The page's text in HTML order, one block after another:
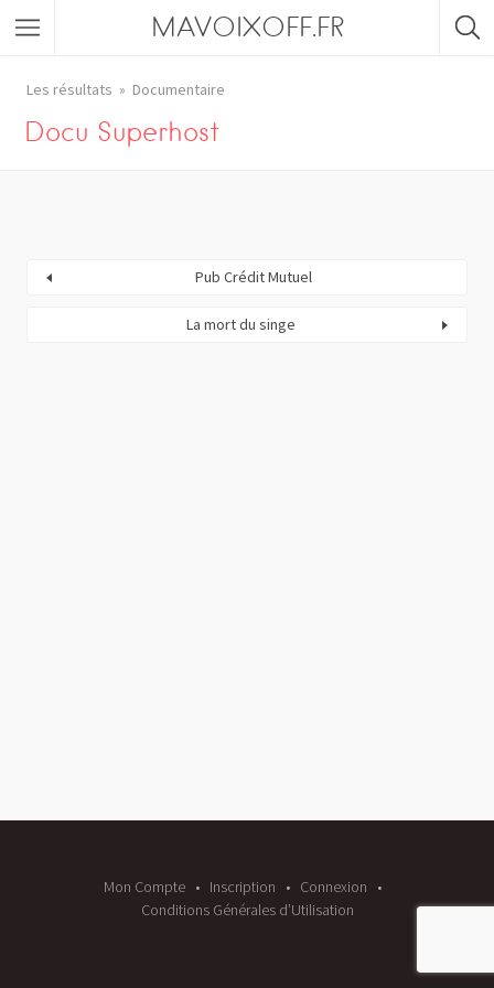
MAVOIXOFF.FR
Les résultats Documentaire
Docu Superhost
Pub Crédit Mutuel
La mort du singe
Mon Compte Inscription
Connexion
Conditions Générales d’Utilisation